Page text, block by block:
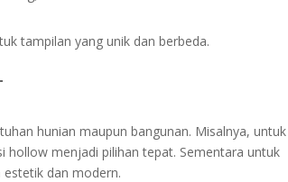
tampilan yang unik dan berbeda.
hunian maupun bangunan. Misalnya, untuk
hollow menjadi pilihan tepat. Sementara untuk
estetik dan modern.